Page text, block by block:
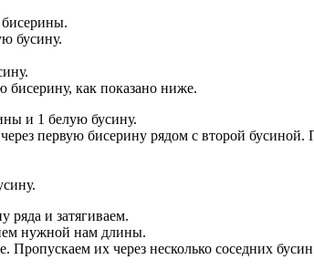
бусину.
как показано ниже.
и 1 белую бусину.
первую бисерину рядом с второй
и затягиваем.
нужной нам длины.
их через несколько соседних